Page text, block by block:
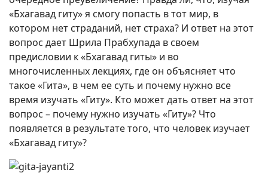
«Бхагавад гиту» я смогу попасть в тот мир, в
котором нет страданий, нет страха? И ответ на этот
вопрос дает Шрила Прабхупада в своем
предисловии к «Бхагавад гиты» и во
многочисленных лекциях, где он объясняет что
такое «Гита», в чем ее суть и почему нужно все
время изучать «Гиту». Кто может дать ответ на этот
вопрос – почему нужно изучать «Гиту»? Что
появляется в результате того, что человек изучает
«Бхагавад гиту»?